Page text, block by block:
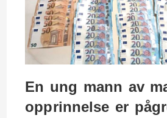
En ung mann av
opprinnelse er